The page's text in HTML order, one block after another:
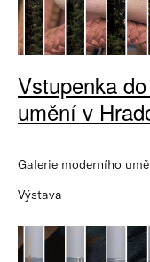
Vstupenka
umění v
Galerie moderního
Výstava